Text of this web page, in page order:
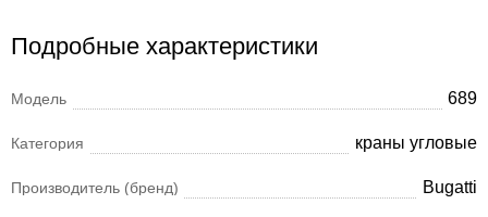
Подробные характеристики
Модель 689
Категория краны угловые
Производитель (бренд) Bugatti